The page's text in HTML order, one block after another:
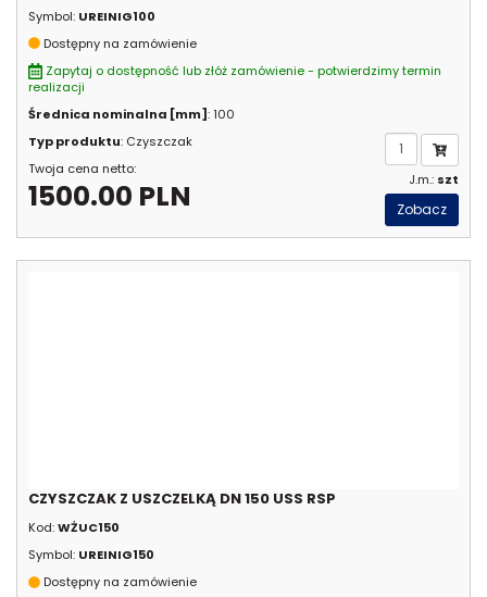
Symbol: UREINIG100
Dostępny na zamówienie
Zapytaj o dostępność lub złóż zamówienie - potwierdzimy termin
realizacji
Średnica nominalna [mm]: 100
Typ produktu: Czyszczak
Twoja cena netto:
1500.00 PLN J.m.: szt
Zobacz
CZYSZCZAK Z USZCZELKĄ DN 150 USS RSP
Kod:WŻUC150
Symbol: UREINIG150
Dostępny na zamówienie